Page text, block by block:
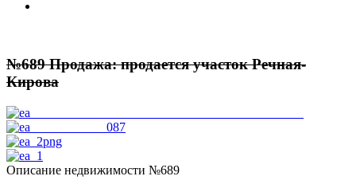
№689 Продажа: продается участок Речная-
Кирова
Описание недвижимости №689